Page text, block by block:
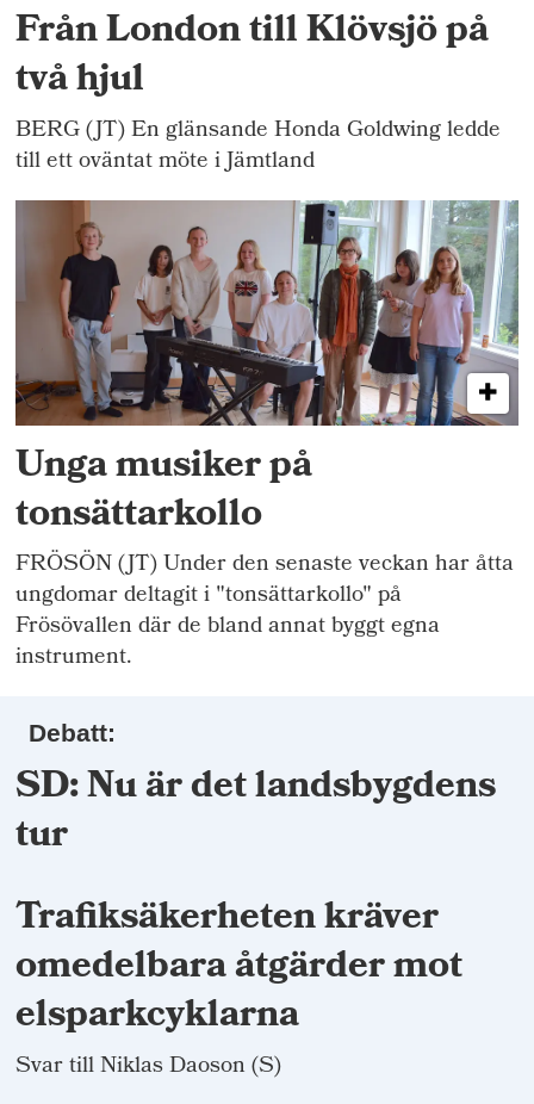
Från London till Klövsjö på
två hjul
BERG (JT) En glänsande Honda Goldwing ledde
till ett oväntat möte i Jämtland
Unga musiker på
tonsättarkollo
FRÖSÖN (JT) Under den senaste veckan har åtta
ungdomar deltagit i "tonsättarkollo" på
Frösövallen där de bland annat byggt egna
instrument.
Debatt:
SD: Nu är det landsbygdens
tur
Trafiksäkerheten kräver
omedelbara åtgärder mot
elsparkcyklarna
Svar till Niklas Daoson (S)